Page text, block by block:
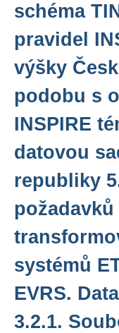
schéma
pravidel
výšky
podobu s
INSPIRE
datovou
republiky
systémů
EVRS.
3.2.1.